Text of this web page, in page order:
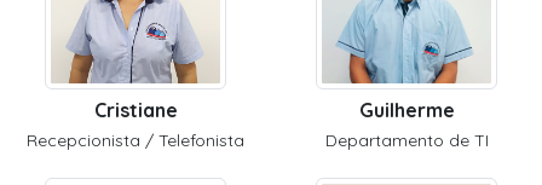
Cristiane
Recepcionista / Telefonista
Guilherme
Departamento de TI